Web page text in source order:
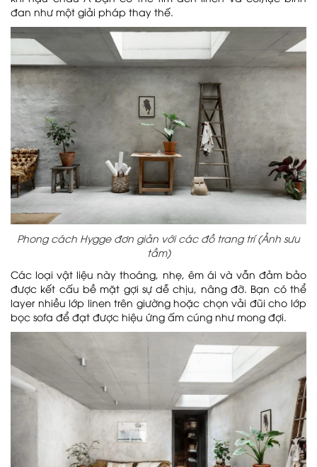
đan như một giải pháp thay thế.
Phong cách Hygge đơn giản với các đồ trang trí (Ảnh sưu
tầm)
Các loại vật liệu này thoáng, nhẹ, êm ái và vẫn đảm bảo
được kết cấu bề mặt gợi sự dễ chịu, nâng đỡ. Bạn có thể
layer nhiều lớp linen trên giường hoặc chọn vải đũi cho lớp
bọc sofa để đạt được hiệu ứng ấm cúng như mong đợi.